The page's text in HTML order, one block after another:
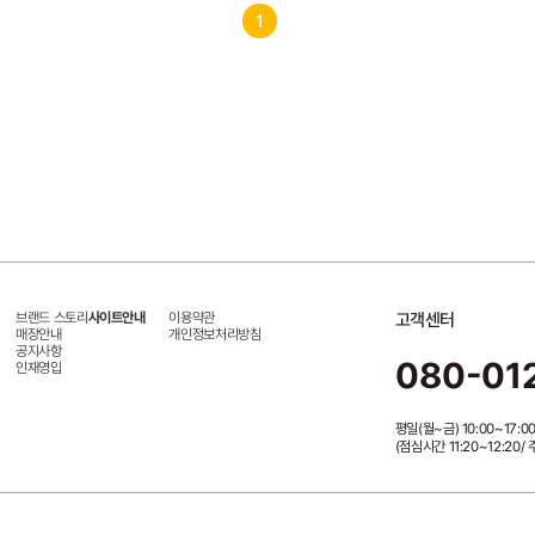
1
브랜드 스토리
매장안내
공지사항
인재영입
사이트안내
이용약관
개인정보처리방침
고객센터
080-
평일(월~금) 10:00~17:00
(점심시간 11:20~12:20/